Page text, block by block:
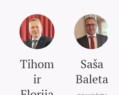
Tihom
ir
Saša
Baleta